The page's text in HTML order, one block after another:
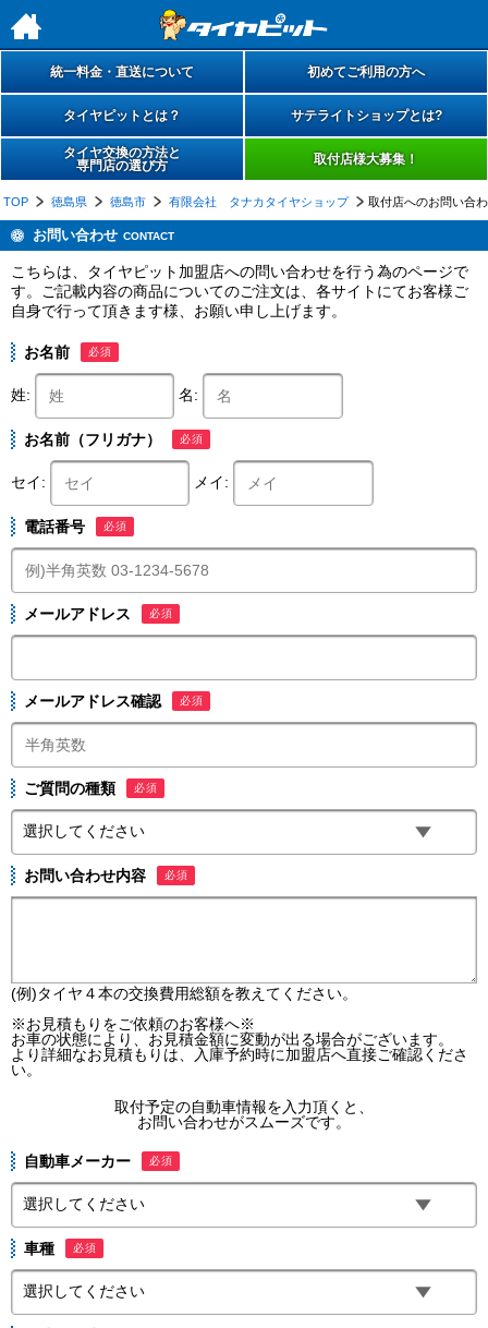
h
統一料金・直送について 初めてご利用の方へ
タイヤピットとは？ サテライトショップとは?
タイヤ交換の方法と
専門店の選び方
取付店様大募集！
TOP 徳島県 徳島市 有限会社 タナカタイヤショップ 取付店へのお問い合
お問い合わせ CONTACT
こちらは、タイヤピット加盟店への問い合わせを行う為のページで
す。ご記載内容の商品についてのご注文は、各サイトにてお客様ご
自身で行って頂きます様、お願い申し上げます。
お名前 必須
姓: 名:
お名前（フリガナ） 必須
セイ: メイ:
電話番号 必須
メールアドレス 必須
メールアドレス確認 必須
ご質問の種類 必須
お問い合わせ内容 必須
(例)タイヤ４本の交換費用総額を教えてください。
※お見積もりをご依頼のお客様へ※
お車の状態により、お見積金額に変動が出る場合がございます。
より詳細なお見積もりは、入庫予約時に加盟店へ直接ご確認くださ
い。
取付予定の自動車情報を入力頂くと、
お問い合わせがスムーズです。
自動車メーカー 必須
車種 必須